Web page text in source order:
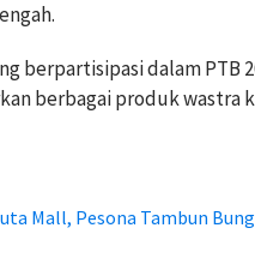
berpartisipasi dalam PTB
berbagai produk wastra
Mall, Pesona Tambun